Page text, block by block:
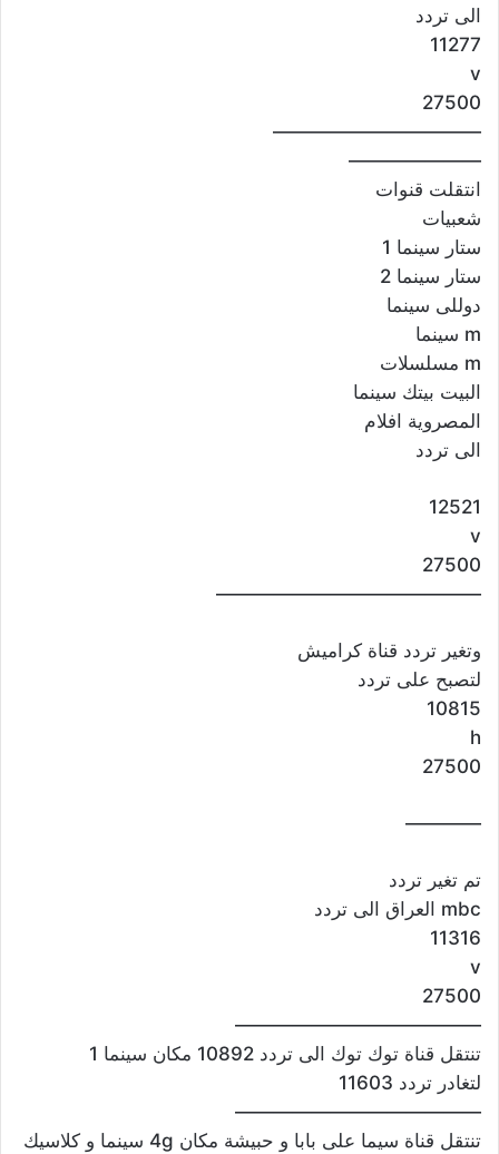
الى تردد
11277
v
27500
———————————
———————
انتقلت قنوات
شعبيات
ستار سينما 1
ستار سينما 2
دوللى سينما
m سينما
m مسلسلات
البيت بيتك سينما
المصروية افلام
الى تردد
12521
v
27500
——————————————
وتغير تردد قناة كراميش
لتصبح على تردد
10815
h
27500
————
تم تغير تردد
mbc العراق الى تردد
11316
v
27500
—————————————
تنتقل قناة توك توك الى تردد 10892 مكان سينما 1
لتغادر تردد 11603
—————————————
تنتقل قناة سيما على بابا و حبيشة مكان 4g سينما و كلاسيك